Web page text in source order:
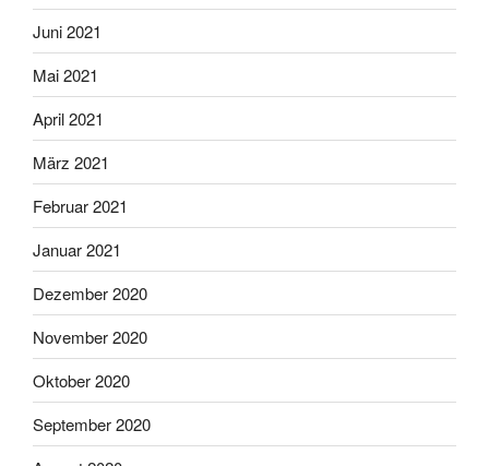
Juni 2021
Mai 2021
April 2021
März 2021
Februar 2021
Januar 2021
Dezember 2020
November 2020
Oktober 2020
September 2020